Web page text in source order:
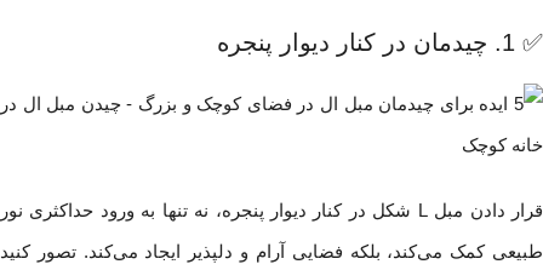
✅ 1. چیدمان در کنار دیوار پنجره
قرار دادن مبل L شکل در کنار دیوار پنجره، نه تنها به ورود حداکثری نور
طبیعی کمک می‌کند، بلکه فضایی آرام و دلپذیر ایجاد می‌کند. تصور کنید